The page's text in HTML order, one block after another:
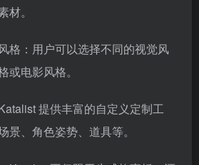
材。
格：用户可以选择不同的视觉风
或电影风格。
提供丰富的自定义定制工
景、角色姿势、道具等。